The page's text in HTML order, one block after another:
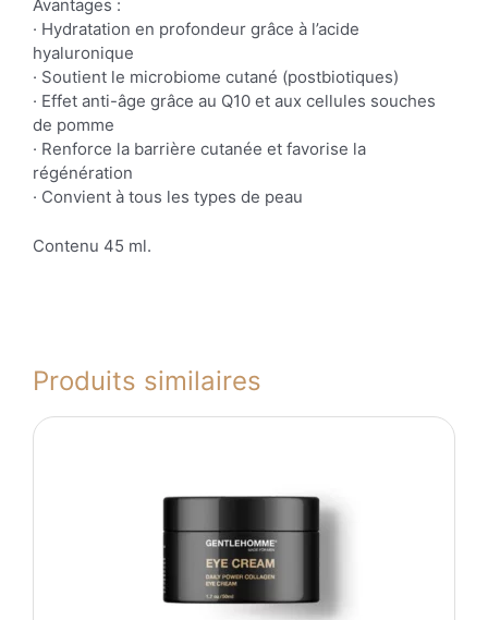
Avantages :
· Hydratation en profondeur grâce à l’acide
hyaluronique
· Soutient le microbiome cutané (postbiotiques)
· Effet anti-âge grâce au Q10 et aux cellules souches
de pomme
· Renforce la barrière cutanée et favorise la
régénération
· Convient à tous les types de peau
Contenu 45 ml.
Produits similaires